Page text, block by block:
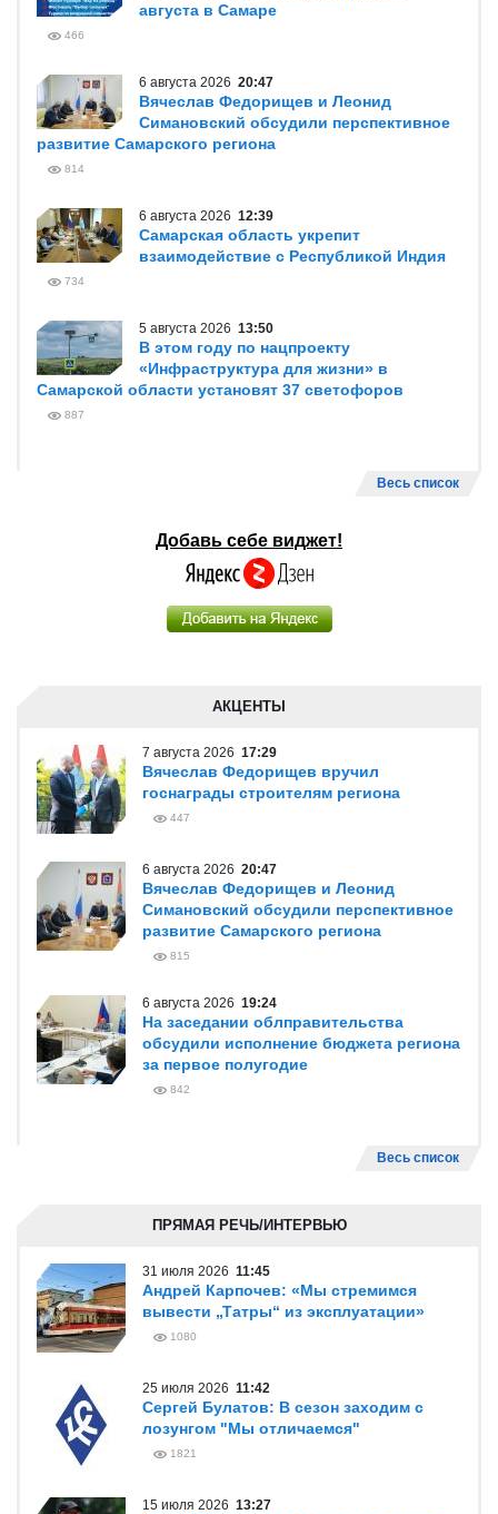
августа в Самаре
466
6 августа 2026 20:47
Вячеслав Федорищев и Леонид
Симановский обсудили перспективное
развитие Самарского региона
814
6 августа 2026 12:39
Самарская область укрепит
взаимодействие с Республикой Индия
734
5 августа 2026 13:50
В этом году по нацпроекту
«Инфраструктура для жизни» в
Самарской области установят 37 светофоров
887
Весь список
Добавь себе виджет!
АКЦЕНТЫ
7 августа 2026 17:29
Вячеслав Федорищев вручил
госнаграды строителям региона
447
6 августа 2026 20:47
Вячеслав Федорищев и Леонид
Симановский обсудили перспективное
развитие Самарского региона
815
6 августа 2026 19:24
На заседании облправительства
обсудили исполнение бюджета региона
за первое полугодие
842
Весь список
ПРЯМАЯ РЕЧЬ/ИНТЕРВЬЮ
31 июля 2026 11:45
Андрей Карпочев: «Мы стремимся
вывести „Татры“ из эксплуатации»
1080
25 июля 2026 11:42
Сергей Булатов: В сезон заходим с
лозунгом "Мы отличаемся"
1821
15 июля 2026 13:27